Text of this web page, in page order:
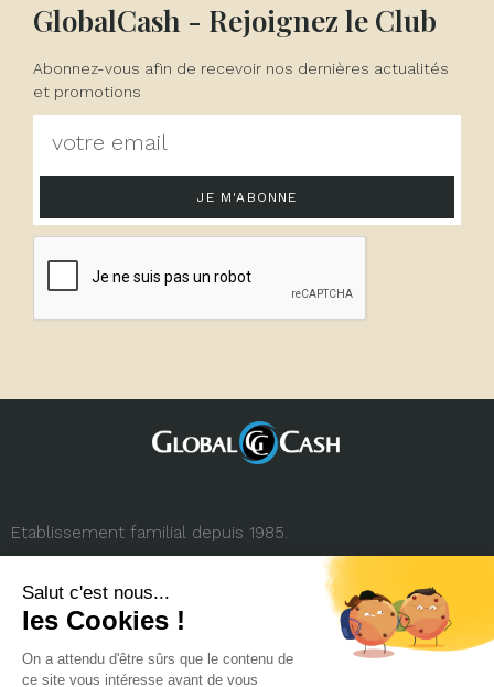
GlobalCash - Rejoignez le Club
Abonnez-vous afin de recevoir nos dernières actualités
et promotions
JE M'ABONNE
Etablissement familial depuis 1985.
69001 Lyon (FRANCE)
+33 (0) 4 78 27 35 45